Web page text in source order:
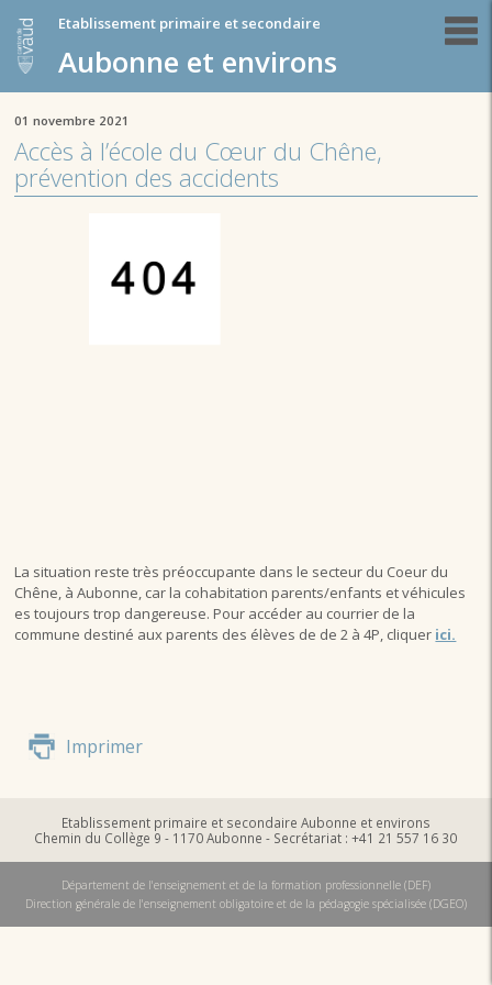
Etablissement primaire et secondaire
Aubonne et environs
01 novembre 2021
Accès à l’école du Cœur du Chêne,
prévention des accidents
La situation reste très préoccupante dans le secteur du Coeur du
Chêne, à Aubonne, car la cohabitation parents/enfants et véhicules
es toujours trop dangereuse. Pour accéder au courrier de la
commune destiné aux parents des élèves de de 2 à 4P, cliquer ici.
Imprimer
Etablissement primaire et secondaire Aubonne et environs
Chemin du Collège 9 - 1170 Aubonne - Secrétariat : +41 21 557 16 30
Département de l'enseignement et de la formation professionnelle (DEF)
Direction générale de l'enseignement obligatoire et de la pédagogie spécialisée (DGEO)